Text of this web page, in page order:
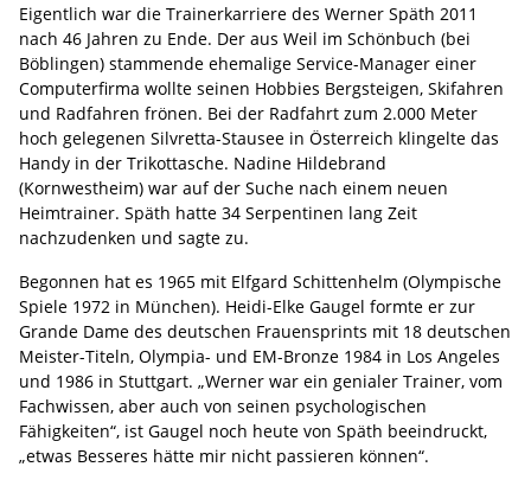
Eigentlich war die Trainerkarriere des Werner Späth 2011
nach 46 Jahren zu Ende. Der aus Weil im Schönbuch (bei
Böblingen) stammende ehemalige Service-Manager einer
Computerfirma wollte seinen Hobbies Bergsteigen, Skifahren
und Radfahren frönen. Bei der Radfahrt zum 2.000 Meter
hoch gelegenen Silvretta-Stausee in Österreich klingelte das
Handy in der Trikottasche. Nadine Hildebrand
(Kornwestheim) war auf der Suche nach einem neuen
Heimtrainer. Späth hatte 34 Serpentinen lang Zeit
nachzudenken und sagte zu.
Begonnen hat es 1965 mit Elfgard Schittenhelm (Olympische
Spiele 1972 in München). Heidi-Elke Gaugel formte er zur
Grande Dame des deutschen Frauensprints mit 18 deutschen
Meister-Titeln, Olympia- und EM-Bronze 1984 in Los Angeles
und 1986 in Stuttgart. „Werner war ein genialer Trainer, vom
Fachwissen, aber auch von seinen psychologischen
Fähigkeiten“, ist Gaugel noch heute von Späth beeindruckt,
„etwas Besseres hätte mir nicht passieren können“.